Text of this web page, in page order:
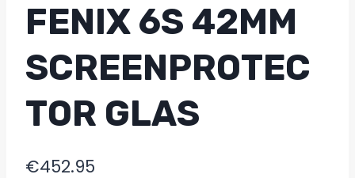
FENIX 6S 42MM
SCREENPROTEC
TOR GLAS
€452.95